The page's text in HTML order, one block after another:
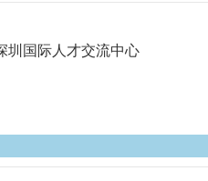
圳国际人才交流中心